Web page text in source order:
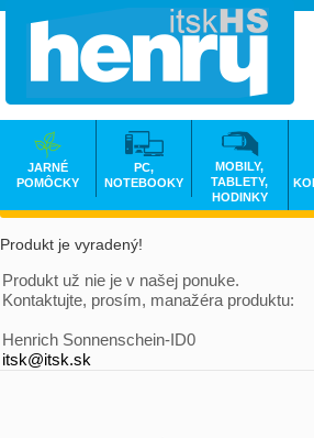
Produkt je vyradený!
Produkt už nie je v našej ponuke.
Kontaktujte, prosím, manažéra produktu:
Henrich Sonnenschein-ID0
itsk@itsk.sk
JARNÉ
POMÔCKY
PC,
NOTEBOOKY
MOBILY,
TABLETY,
HODINKY